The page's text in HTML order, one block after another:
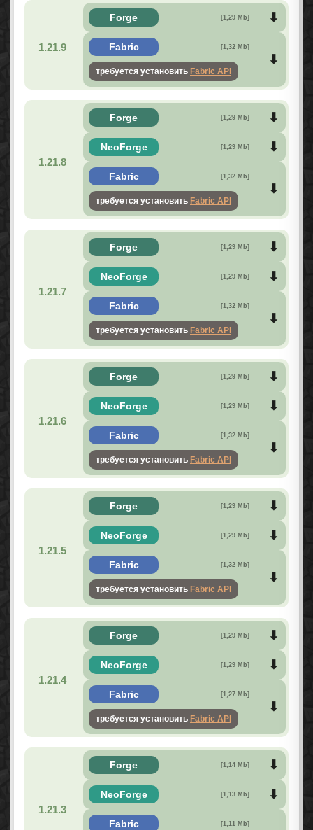
1.21.9
Forge [1,29 Mb]
Fabric [1,32 Mb]
требуется установить Fabric API
1.21.8
Forge [1,29 Mb]
NeoForge [1,29 Mb]
Fabric [1,32 Mb]
требуется установить Fabric API
1.21.7
Forge [1,29 Mb]
NeoForge [1,29 Mb]
Fabric [1,32 Mb]
требуется установить Fabric API
1.21.6
Forge [1,29 Mb]
NeoForge [1,29 Mb]
Fabric [1,32 Mb]
требуется установить Fabric API
1.21.5
Forge [1,29 Mb]
NeoForge [1,29 Mb]
Fabric [1,32 Mb]
требуется установить Fabric API
1.21.4
Forge [1,29 Mb]
NeoForge [1,29 Mb]
Fabric [1,27 Mb]
требуется установить Fabric API
1.21.3
Forge [1,14 Mb]
NeoForge [1,13 Mb]
Fabric [1,11 Mb]